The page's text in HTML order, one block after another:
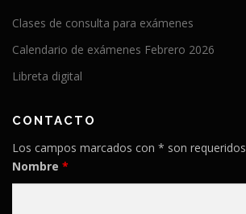
Clases de consulta para exámenes
Calendario de exámenes Febrero 2026
Libreta digital
CONTACTO
Los campos marcados con * son requeridos
Nombre *